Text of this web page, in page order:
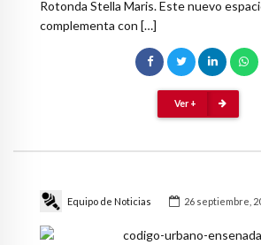
Rotonda Stella Maris. Este nuevo
complementa con […]
Ver +
Equipo de Noticias 26 septiembre,